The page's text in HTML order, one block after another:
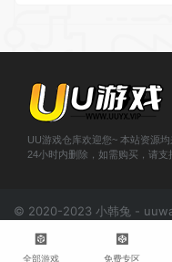
UU游戏仓库欢迎您~ 本站资源
24小时内删除，如需购买，请支
© 2020-2023 小韩兔 -
全部游戏 免费专区